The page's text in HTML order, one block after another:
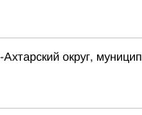
округ,